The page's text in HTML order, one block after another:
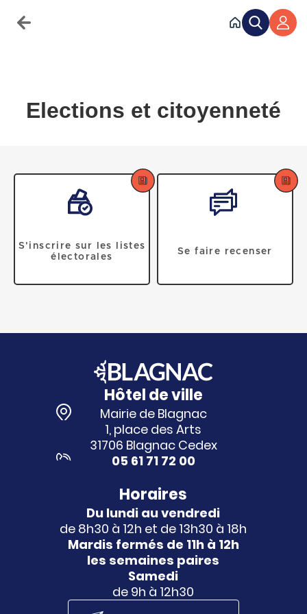
Elections et citoyenneté
S'inscrire sur les listes
électorales
Se faire recenser
Hôtel de ville
Mairie de Blagnac
1, place des Arts
31706 Blagnac Cedex
05 61 71 72 00
Horaires
Du lundi au vendredi
de 8h30 à 12h et de 13h30 à 18h
Mardis fermés de 11h à 12h
les semaines paires
Samedi
de 9h à 12h30